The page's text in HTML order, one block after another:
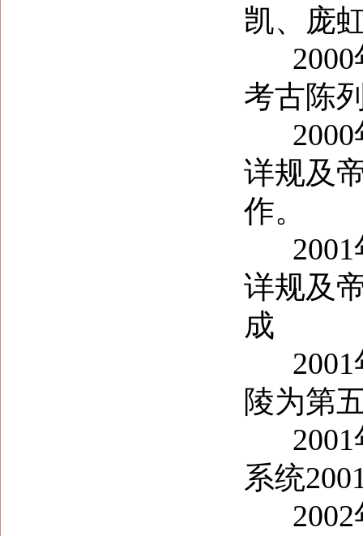
凯、庞
2000
考古陈
2000
详规及
作。
2001
详规及
成
2001
陵为第
2001
系统
2002